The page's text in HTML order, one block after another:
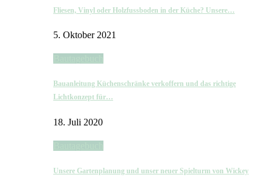
Fliesen, Vinyl oder Holzfussboden in der Küche? Unsere…
5. Oktober 2021
Bauanleitung Küchenschränke verkoffern und das richtige
Lichtkonzept für…
18. Juli 2020
Unsere Gartenplanung und unser neuer Spielturm von Wickey